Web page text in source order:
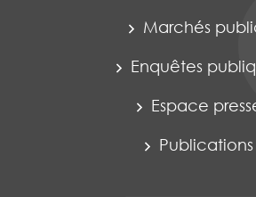
Marchés
Enquêtes
Espace
Publications